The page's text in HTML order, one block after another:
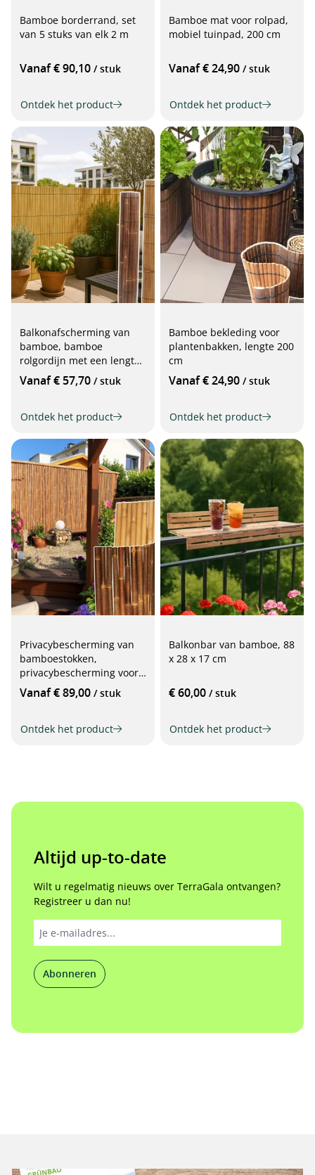
Bamboe borderrand, set
van 5 stuks van elk 2 m
Vanaf € 90,10 / stuk
Ontdek het product
Bamboe mat voor rolpad,
mobiel tuinpad, 200 cm
Vanaf € 24,90 / stuk
Ontdek het product
Balkonafscherming van
bamboe, bamboe
rolgordijn met een lengte
van 300 cm
Vanaf € 57,70 / stuk
Ontdek het product
Bamboe bekleding voor
plantenbakken, lengte 200
cm
Vanaf € 24,90 / stuk
Ontdek het product
Privacybescherming van
bamboestokken,
privacybescherming voor
terras of balkon
Vanaf € 89,00 / stuk
Ontdek het product
Balkonbar van bamboe, 88
x 28 x 17 cm
€ 60,00 / stuk
Ontdek het product
Altijd up-to-date
Wilt u regelmatig nieuws over TerraGala ontvangen?
Registreer u dan nu!
Abonneren